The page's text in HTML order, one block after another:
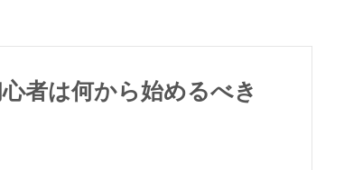
者は何から始めるべき